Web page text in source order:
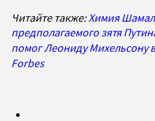
Читайте также:Химия
предполагаемого зятя
помог Леониду Михельсону
Forbes